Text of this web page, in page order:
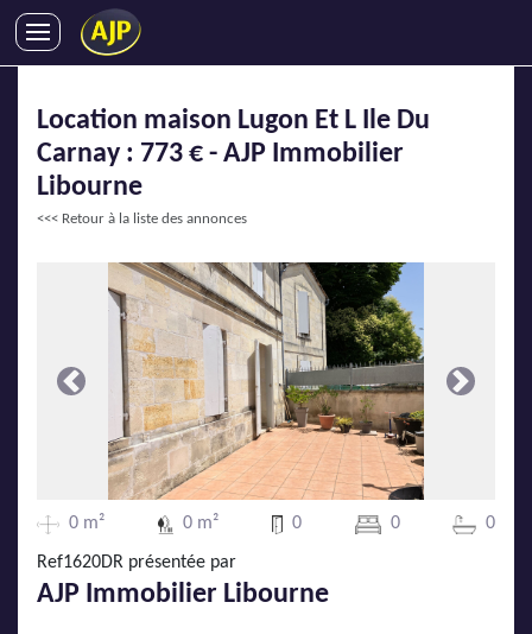
VENTES
LOCATIONS
GESTION LOCATIVE
IMMOBILIER NEUF
LOCATIONS DE VACANCES
ENTREPRISES
DEVENIR FRANCHISÉ
AJP Recrute
AJP Actualités
Service Qualité Clients
Location maison Lugon Et L Ile Du
Carnay : 773 € - AJP Immobilier
Libourne
<<< Retour à la liste des annonces
Précédente Suivante
0 m² 0 m² 0 0 0
Ref1620DR présentée par
AJP Immobilier Libourne